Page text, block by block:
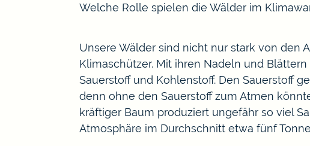
Welche Rolle spielen die Wälder im
Unsere Wälder sind nicht nur stark von den
Klimaschützer. Mit ihren Nadeln und
Sauerstoff und Kohlenstoff. Den Sauerstoff
denn ohne den Sauerstoff zum Atmen
kräftiger Baum produziert ungefähr so viel
Atmosphäre im Durchschnitt etwa fünf